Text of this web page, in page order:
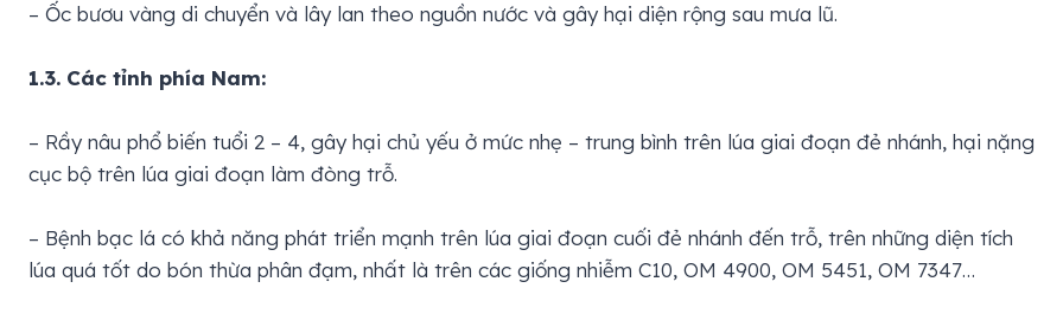
– Ốc bươu vàng di chuyển và lây lan theo nguồn nước và gây hại diện rộng sau mưa lũ.
1.3. Các tỉnh phía Nam:
– Rầy nâu phổ biến tuổi 2 – 4, gây hại chủ yếu ở mức nhẹ – trung bình trên lúa giai đoạn đẻ nhánh, hại nặng
cục bộ trên lúa giai đoạn làm đòng trỗ.
– Bệnh bạc lá có khả năng phát triển mạnh trên lúa giai đoạn cuối đẻ nhánh đến trỗ, trên những diện tích
lúa quá tốt do bón thừa phân đạm, nhất là trên các giống nhiễm C10, OM 4900, OM 5451, OM 7347…